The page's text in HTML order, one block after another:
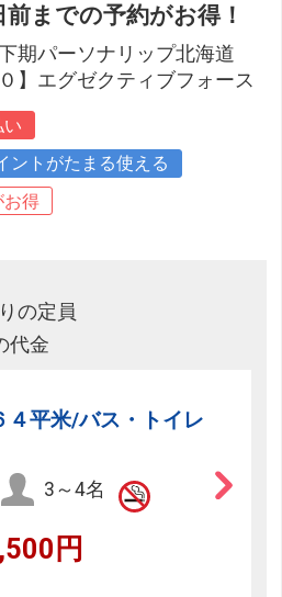
前までの予約がお得！
期パーソナリップ北海道
０】エグゼクティブフォース
い
ントがたまる使える
お得
の定員
代金
４平米/バス・トイレ
3～4名
円